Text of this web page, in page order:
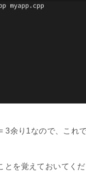
余り1なので、これ
を覚えておいてくだ